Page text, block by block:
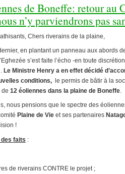
de Boneffe: retour au
n’y parviendrons pas
Chers riverains de la plaine,
en plantant un panneau aux abords
s’est faite l’écho -en toute
Le Ministre Henry a en effet décidé
conditions, le permis de bâtir à la
de 12 éoliennes dans la plaine de Boneffe.
nous pensions que le spectre des
Plaine de Vie et ses partenaires
!
faits :
de riverains CONTRE le projet ;